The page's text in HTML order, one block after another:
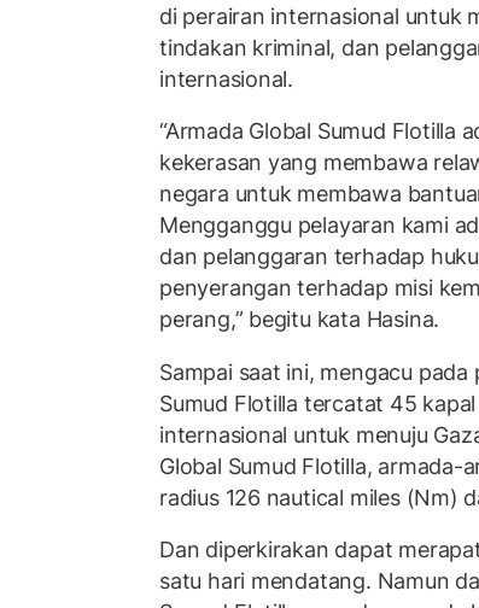
di perairan internasional untuk
tindakan kriminal, dan
internasional.
“Armada Global Sumud Flotilla
kekerasan yang membawa
negara untuk membawa
Mengganggu pelayaran kami
dan pelanggaran terhadap
penyerangan terhadap misi
perang,” begitu kata Hasina.
Sampai saat ini, mengacu
Sumud Flotilla tercatat 45
internasional untuk menuju
Global Sumud Flotilla, armada-
radius 126 nautical miles (Nm)
Dan diperkirakan dapat
satu hari mendatang. Namun